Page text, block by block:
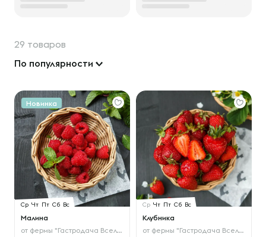
29 товаров
По популярности
Новинка
Ср Чт Пт Сб Вс
Малина
от фермы "Гастродача Вселуг"
Ср Чт Пт Сб Вс
Клубника
от фермы "Гастродача Вселуг"